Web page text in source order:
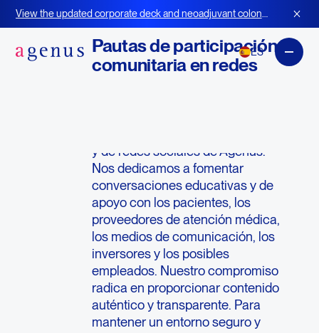
View the updated corporate deck and neoadjuvant colon
cancer strategy for BOT+BAL
ES
Pautas de la comunidad
Pautas de participación
comunitaria en redes
y de redes sociales de Agenus.
Nos dedicamos a fomentar
conversaciones educativas y de
apoyo con los pacientes, los
proveedores de atención médica,
los medios de comunicación, los
inversores y los posibles
empleados. Nuestro compromiso
radica en proporcionar contenido
auténtico y transparente. Para
mantener un entorno seguro y